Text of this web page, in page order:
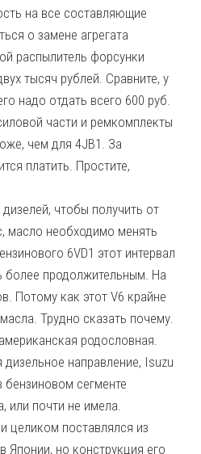
на все составляющие
о замене агрегата
распылитель форсунки
тысяч рублей. Сравните, у
надо отдать всего 600 руб.
части и ремкомплекты
чем для 4JB1. За
платить. Простите,
чтобы получить от
масло необходимо менять
6VD1 этот интервал
более продолжительным. На
Потому как этот V6 крайне
Трудно сказать почему.
родословная.
направление, Isuzu
сегменте
или почти не имела.
целиком поставлялся из
Японии, но конструкция его